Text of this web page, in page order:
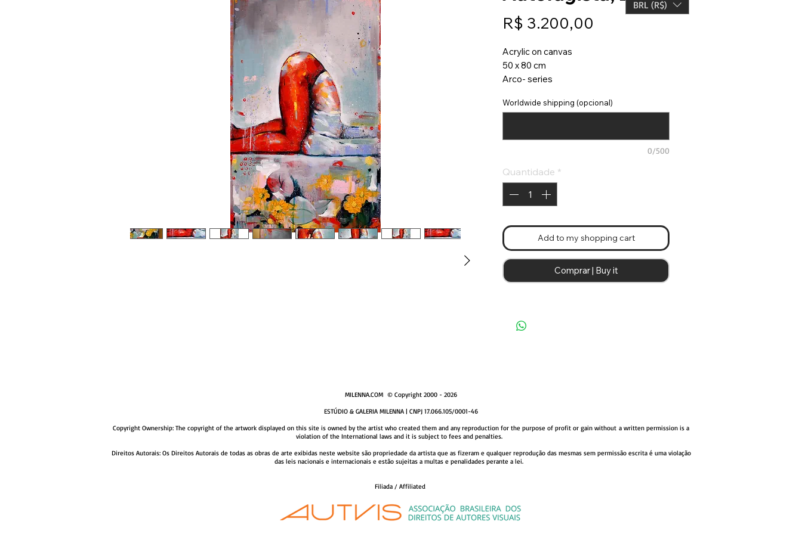
R$ 3.200,00
Acrylic on canvas
50 x 80 cm
Arco- series
Worldwide shipping (opcional)
0/500
Quantidade *
Add to my shopping cart
Comprar | Buy it
BRL (R$)
MILENNA.COM © Copyright 2000 - 2026
ESTÚDIO & GALERIA MILENNA | CNPJ 17.066.105/0001-46
Copyright Ownership: The copyright of the artwork displayed on this site is owned by the artist who created them and any r​eproduction for the purpose of profit or gain without a written permission is a
violation of the International laws and it is subject to fees and penalties.
Direitos Autorais: Os Direitos Autorais de todas as obras de arte exibidas neste website são propriedade da artista que as fizeram e qualquer reprodução das mesmas sem permissão escritaé uma violação
das leis nacionais e internacionais e estão sujeitas a multas e penalidades perante a lei. ​​
Filiada / Affiliated